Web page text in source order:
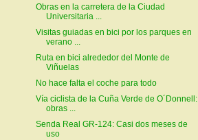
Obras en la carretera de la Ciudad
Universitaria ...
Visitas guiadas en bici por los parques en
verano ...
Ruta en bici alrededor del Monte de
Viñuelas
No hace falta el coche para todo
Vía ciclista de la Cuña Verde de O´Donnell:
obras ...
Senda Real GR-124: Casi dos meses de
uso